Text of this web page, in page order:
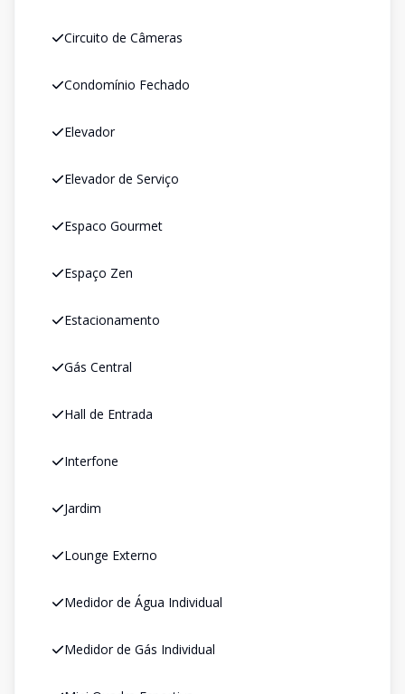
Circuito de Câmeras
Condomínio Fechado
Elevador
Elevador de Serviço
Espaco Gourmet
Espaço Zen
Estacionamento
Gás Central
Hall de Entrada
Interfone
Jardim
Lounge Externo
Medidor de Água Individual
Medidor de Gás Individual